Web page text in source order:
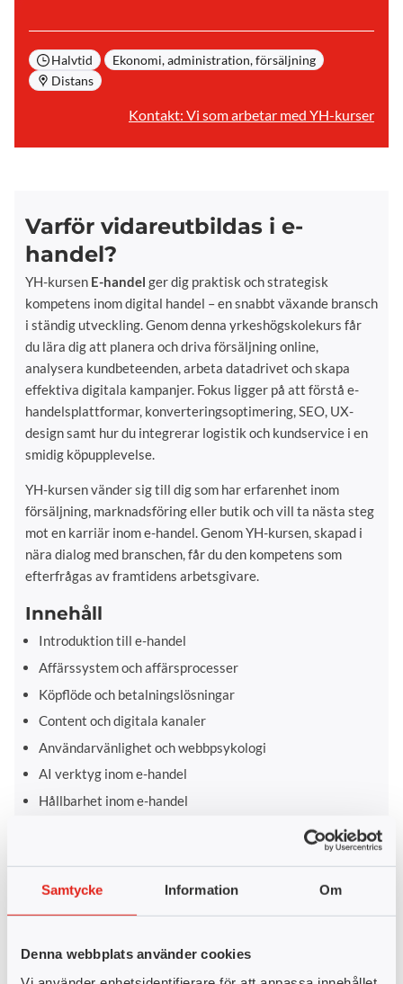
Samtycke Information Om
Denna webbplats använder cookies
Halvtid
Ekonomi, administration, försäljning
Distans
Kontakt: Vi som arbetar med YH-kurser
Varför vidareutbildas i e-
handel?
YH-kursen E-handel ger dig praktisk och strategisk
kompetens inom digital handel – en snabbt växande bransch
i ständig utveckling. Genom denna yrkeshögskolekurs får
du lära dig att planera och driva försäljning online,
analysera kundbeteenden, arbeta datadrivet och skapa
effektiva digitala kampanjer. Fokus ligger på att förstå e-
handelsplattformar, konverteringsoptimering, SEO, UX-
design samt hur du integrerar logistik och kundservice i en
smidig köpupplevelse.
YH-kursen vänder sig till dig som har erfarenhet inom
försäljning, marknadsföring eller butik och vill ta nästa steg
mot en karriär inom e-handel. Genom YH-kursen, skapad i
nära dialog med branschen, får du den kompetens som
efterfrågas av framtidens arbetsgivare.
Innehåll
Introduktion till e-handel
Affärssystem och affärsprocesser
Köpflöde och betalningslösningar
Content och digitala kanaler
Användarvänlighet och webbpsykologi
AI verktyg inom e-handel
Hållbarhet inom e-handel
Webbsideshantering och CMS-system
Hur ser kompetensbehovet ut?
E-handeln växer snabbt och skapar ett skriande behov av